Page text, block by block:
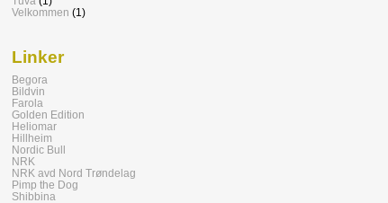
Velkommen (1)
Linker
Begora
Bildvin
Farola
Golden Edition
Heliomar
Hillheim
Nordic Bull
NRK
NRK avd Nord Trøndelag
Pimp the Dog
Shibbina